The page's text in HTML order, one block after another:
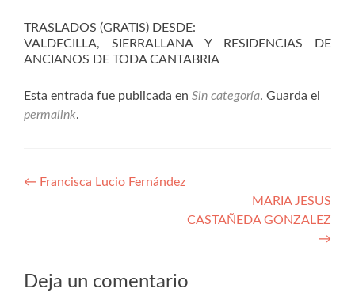
TRASLADOS (GRATIS) DESDE:
VALDECILLA, SIERRALLANA Y RESIDENCIAS DE
ANCIANOS DE TODA CANTABRIA
Esta entrada fue publicada en Sin categoría. Guarda el
permalink.
Navegación
← Francisca Lucio Fernández
MARIA JESUS
CASTAÑEDA GONZALEZ
→
Deja un comentario